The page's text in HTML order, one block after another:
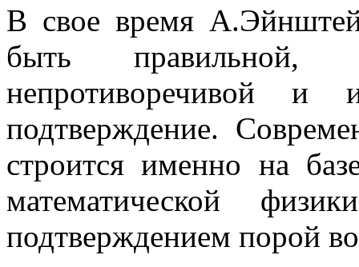
В свое время
быть правильной,
непротиворечивой и
подтверждение.
строится именно на
математической
подтверждением порой